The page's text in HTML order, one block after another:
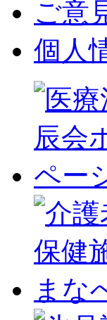
ご意
個人